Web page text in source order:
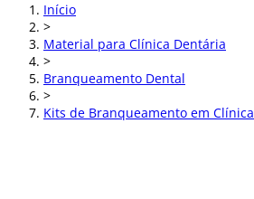
Início
>
Material para Clínica Dentária
>
Branqueamento Dental
>
Kits de Branqueamento em Clínica